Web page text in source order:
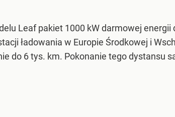
Leaf pakiet 1000 kW darmowej energii
ładowania w Europie Środkowej i
do 6 tys. km. Pokonanie tego dystansu